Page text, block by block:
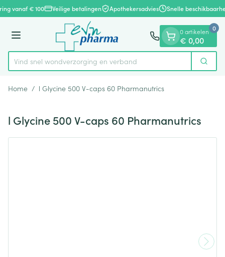
Ga naar de inhoud
1 van 1
vanaf € 100 Veilige betalingen Apothekersadvies Snelle
Menu
Product, merk, categorie...
Vind snel wondverzorging en verband Zoek
0 artikelen
€ 0,00
0
Home / l Glycine 500 V-caps 60 Pharmanutrics
l Glycine 500 V-caps 60 Pharmanutrics